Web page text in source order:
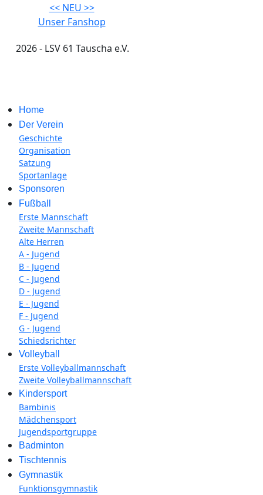
<< NEU >>
Unser Fanshop
2026 - LSV 61 Tauscha e.V.
Home
Der Verein
Geschichte
Organisation
Satzung
Sportanlage
Sponsoren
Fußball
Erste Mannschaft
Zweite Mannschaft
Alte Herren
A - Jugend
B - Jugend
C - Jugend
D - Jugend
E - Jugend
F - Jugend
G - Jugend
Schiedsrichter
Volleyball
Erste Volleyballmannschaft
Zweite Volleyballmannschaft
Kindersport
Bambinis
Mädchensport
Jugendsportgruppe
Badminton
Tischtennis
Gymnastik
Funktionsgymnastik